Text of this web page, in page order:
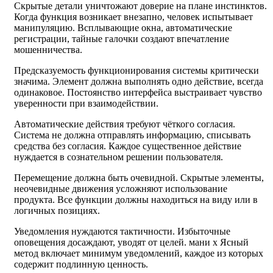
Скрытые детали уничтожают доверие на плане инстинктов.
Когда функция возникает внезапно, человек испытывает
манипуляцию. Всплывающие окна, автоматические
регистрации, тайные галочки создают впечатление
мошенничества.
Предсказуемость функционирования системы критически
значима. Элемент должна выполнять одно действие, всегда
одинаковое. Постоянство интерфейса выстраивает чувство
уверенности при взаимодействии.
Автоматические действия требуют чёткого согласия.
Система не должна отправлять информацию, списывать
средства без согласия. Каждое существенное действие
нуждается в сознательном решении пользователя.
Перемещение должна быть очевидной. Скрытые элементы,
неочевидные движения усложняют использование
продукта. Все функции должны находиться на виду или в
логичных позициях.
Уведомления нуждаются тактичности. Избыточные
оповещения досаждают, уводят от целей. мани х Ясный
метод включает минимум уведомлений, каждое из которых
содержит подлинную ценность.